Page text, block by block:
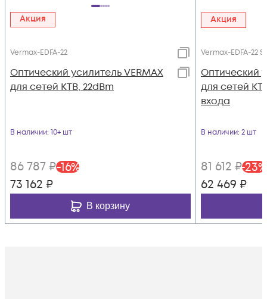
Акция
Vermax-EDFA-22
Оптический усилитель VERMAX
для сетей КТВ, 22dBm
В наличии: 10+ шт
86 787 ₽-16%
73 162 ₽
В корзину
Акция
Vermax-EDFA-22 S
Оптический
для сетей
входа
В наличии: 2 шт
81 612 ₽-23%
62 469 ₽